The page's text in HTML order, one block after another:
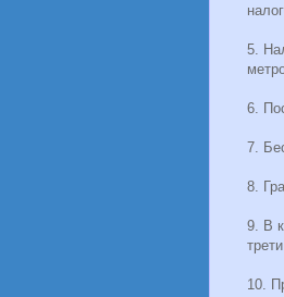
5.
6.
7.
8.
9. В
10.